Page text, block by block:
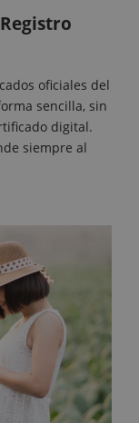
oficiales del
sencilla, sin
digital.
siempre al